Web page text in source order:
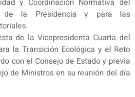
y Coordinación Normativa del
de la Presidencia y para las
de la Vicepresidenta Cuarta del
la Transición Ecológica y el Reto
con el Consejo de Estado y previa
de Ministros en su reunión del día